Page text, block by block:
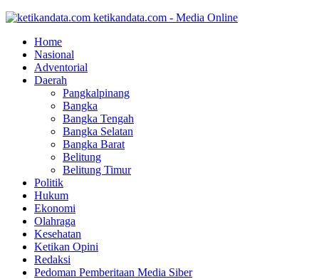
ketikandata.com - Media Online
Home
Nasional
Adventorial
Daerah
Pangkalpinang
Bangka
Bangka Tengah
Bangka Selatan
Bangka Barat
Belitung
Belitung Timur
Politik
Hukum
Ekonomi
Olahraga
Kesehatan
Ketikan Opini
Redaksi
Pedoman Pemberitaan Media Siber